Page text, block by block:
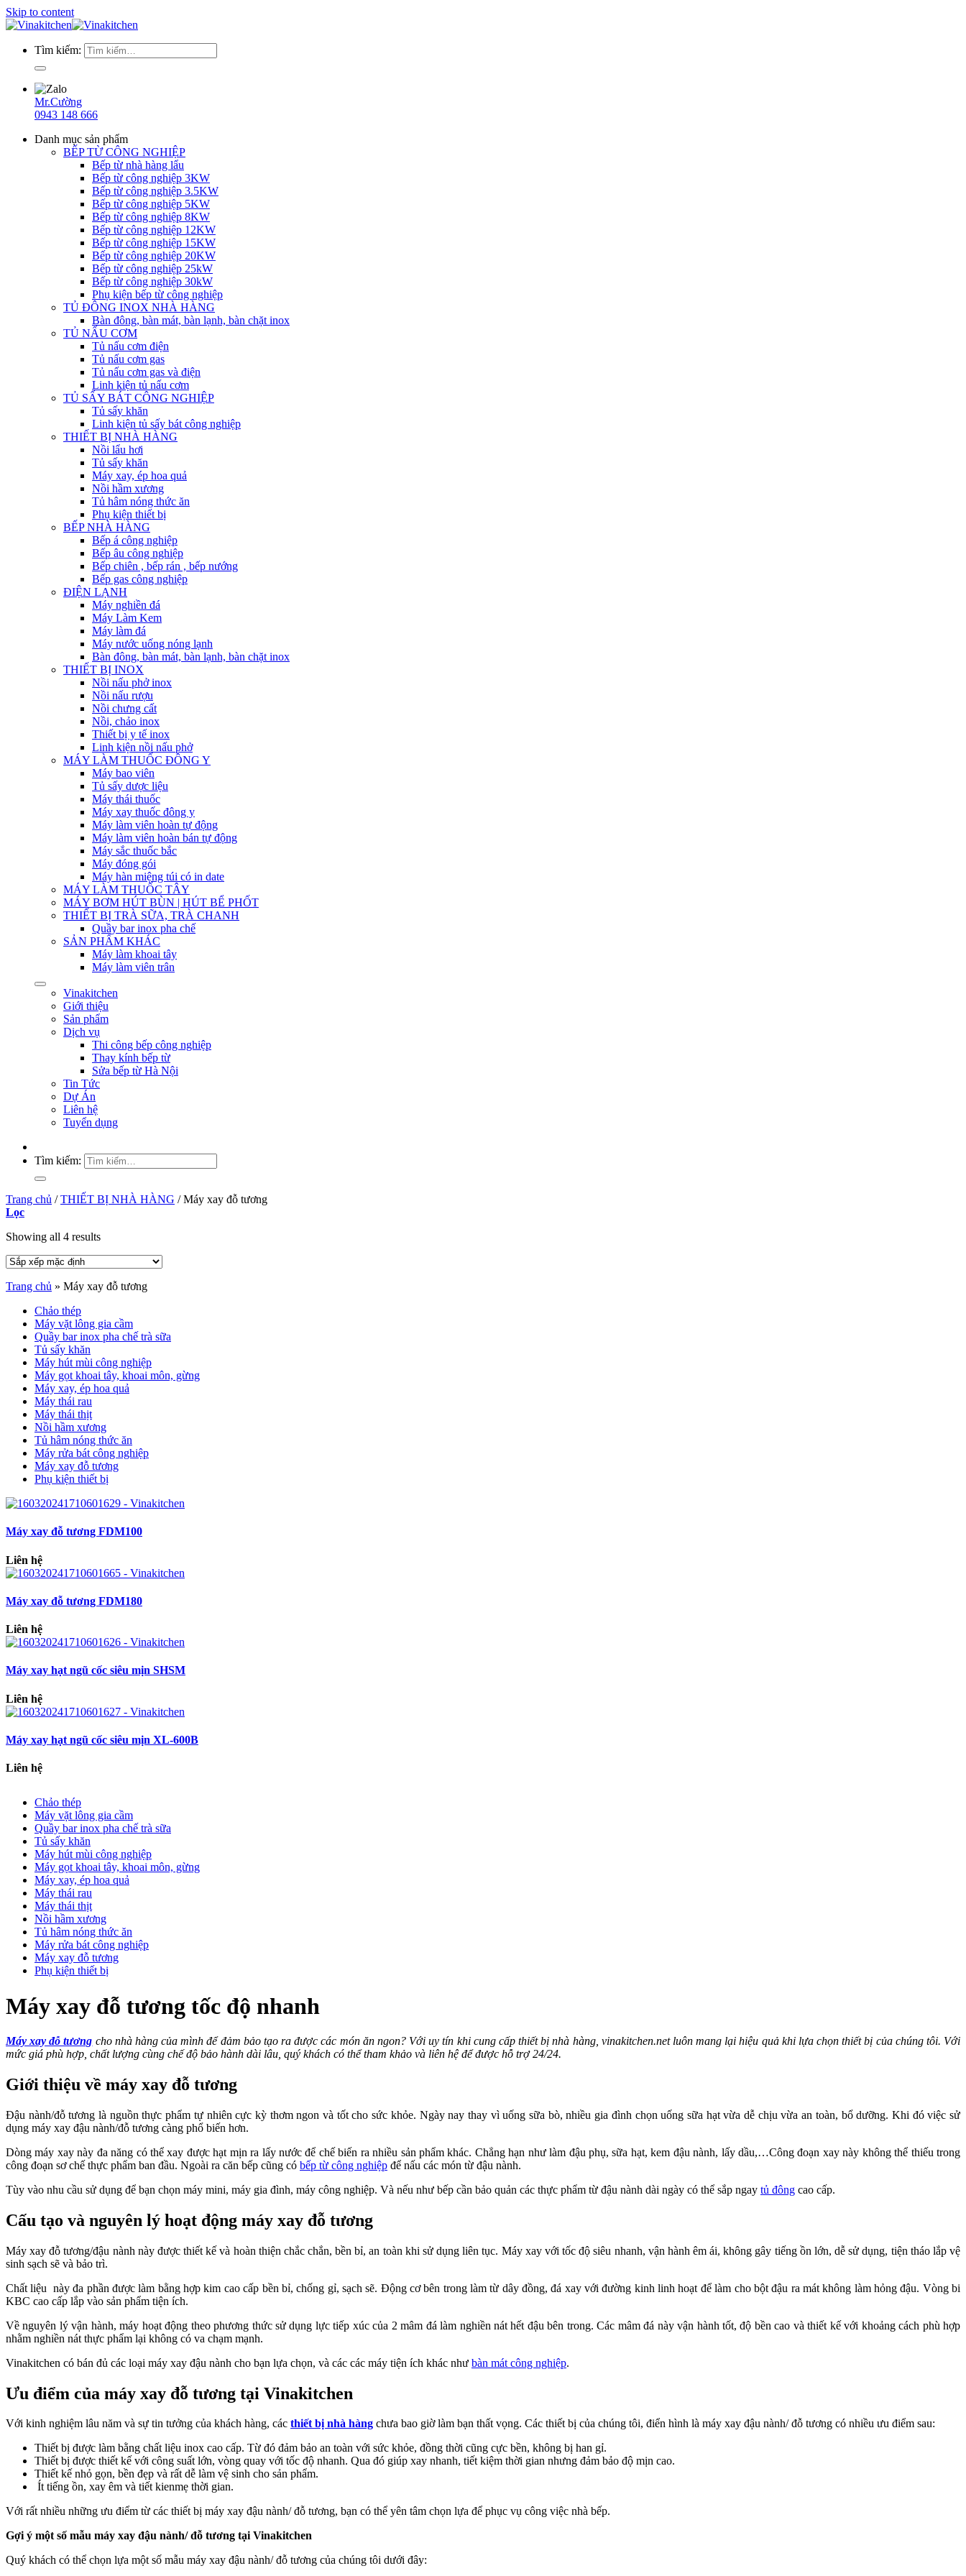
Skip to content
Tìm kiếm:
Mr.Cường
0943 148 666
Danh mục sản phẩm
BẾP TỪ CÔNG NGHIỆP
Bếp từ nhà hàng lẩu
Bếp từ công nghiệp 3KW
Bếp từ công nghiệp 3.5KW
Bếp từ công nghiệp 5KW
Bếp từ công nghiệp 8KW
Bếp từ công nghiệp 12KW
Bếp từ công nghiệp 15KW
Bếp từ công nghiệp 20KW
Bếp từ công nghiệp 25kW
Bếp từ công nghiệp 30kW
Phụ kiện bếp từ công nghiệp
TỦ ĐÔNG INOX NHÀ HÀNG
Bàn đông, bàn mát, bàn lạnh, bàn chặt inox
TỦ NẤU CƠM
Tủ nấu cơm điện
Tủ nấu cơm gas
Tủ nấu cơm gas và điện
Linh kiện tủ nấu cơm
TỦ SẤY BÁT CÔNG NGHIỆP
Tủ sấy khăn
Linh kiện tủ sấy bát công nghiệp
THIẾT BỊ NHÀ HÀNG
Nồi lẩu hơi
Tủ sấy khăn
Máy xay, ép hoa quả
Nồi hầm xương
Tủ hâm nóng thức ăn
Phụ kiện thiết bị
BẾP NHÀ HÀNG
Bếp á công nghiệp
Bếp âu công nghiệp
Bếp chiên , bếp rán , bếp nướng
Bếp gas công nghiệp
ĐIỆN LẠNH
Máy nghiền đá
Máy Làm Kem
Máy làm đá
Máy nước uống nóng lạnh
Bàn đông, bàn mát, bàn lạnh, bàn chặt inox
THIẾT BỊ INOX
Nồi nấu phở inox
Nồi nấu rượu
Nồi chưng cất
Nồi, chảo inox
Thiết bị y tế inox
Linh kiện nồi nấu phở
MÁY LÀM THUỐC ĐÔNG Y
Máy bao viên
Tủ sấy dược liệu
Máy thái thuốc
Máy xay thuốc đông y
Máy làm viên hoàn tự động
Máy làm viên hoàn bán tự động
Máy sắc thuốc bắc
Máy đóng gói
Máy hàn miệng túi có in date
MÁY LÀM THUỐC TÂY
MÁY BƠM HÚT BÙN | HÚT BỂ PHỐT
THIẾT BỊ TRÀ SỮA, TRÀ CHANH
Quầy bar inox pha chế
SẢN PHẨM KHÁC
Máy làm khoai tây
Máy làm viên trân
Vinakitchen
Giới thiệu
Sản phẩm
Dịch vụ
Thi công bếp công nghiệp
Thay kính bếp từ
Sửa bếp từ Hà Nội
Tin Tức
Dự Án
Liên hệ
Tuyển dụng
Tìm kiếm:
Trang chủ / THIẾT BỊ NHÀ HÀNG /Máy xay đỗ tương
Lọc
Showing all 4 results
Trang chủ » Máy xay đỗ tương
Chảo thép
Máy vặt lông gia cầm
Quầy bar inox pha chế trà sữa
Tủ sấy khăn
Máy hút mùi công nghiệp
Máy gọt khoai tây, khoai môn, gừng
Máy xay, ép hoa quả
Máy thái rau
Máy thái thịt
Nồi hầm xương
Tủ hâm nóng thức ăn
Máy rửa bát công nghiệp
Máy xay đỗ tương
Phụ kiện thiết bị
Máy xay đỗ tương FDM100
Liên hệ
Máy xay đỗ tương FDM180
Liên hệ
Máy xay hạt ngũ cốc siêu mịn SHSM
Liên hệ
Máy xay hạt ngũ cốc siêu mịn XL-600B
Liên hệ
Chảo thép
Máy vặt lông gia cầm
Quầy bar inox pha chế trà sữa
Tủ sấy khăn
Máy hút mùi công nghiệp
Máy gọt khoai tây, khoai môn, gừng
Máy xay, ép hoa quả
Máy thái rau
Máy thái thịt
Nồi hầm xương
Tủ hâm nóng thức ăn
Máy rửa bát công nghiệp
Máy xay đỗ tương
Phụ kiện thiết bị
Máy xay đỗ tương tốc độ nhanh
Máy xay đỗ tương cho nhà hàng của mình để đảm bảo tạo ra được các món ăn ngon? Với uy tín khi cung cấp thiết bị nhà hàng, vinakitchen.net luôn mang lại hiệu quả khi lựa chọn thiết bị của chúng tôi. Với
mức giá phù hợp, chất lượng cùng chế độ bảo hành dài lâu, quý khách có thể tham khảo và liên hệ để được hỗ trợ 24/24.
Giới thiệu về máy xay đỗ tương
Đậu nành/đỗ tương là nguồn thực phẩm tự nhiên cực kỳ thơm ngon và tốt cho sức khỏe. Ngày nay thay vì uống sữa bò, nhiều gia đình chọn uống sữa hạt vừa dễ chịu vừa an toàn, bổ dưỡng. Khi đó việc sử
dụng máy xay đậu nành/đỗ tương càng phổ biến hơn.
Dòng máy xay này đa năng có thể xay được hạt mịn ra lấy nước để chế biến ra nhiều sản phẩm khác. Chẳng hạn như làm đậu phụ, sữa hạt, kem đậu nành, lấy dầu,…Công đoạn xay này không thể thiếu trong
công đoạn sơ chế thực phẩm ban đầu. Ngoài ra căn bếp cũng có bếp từ công nghiệp để nấu các món từ đậu nành.
Tùy vào nhu cầu sử dụng để bạn chọn máy mini, máy gia đình, máy công nghiệp. Và nếu như bếp cần bảo quản các thực phẩm từ đậu nành dài ngày có thể sắp ngay tủ đông cao cấp.
Cấu tạo và nguyên lý hoạt động máy xay đỗ tương
Máy xay đỗ tương/đậu nành này được thiết kế và hoàn thiện chắc chắn, bền bỉ, an toàn khi sử dụng liên tục. Máy xay với tốc độ siêu nhanh, vận hành êm ái, không gây tiếng ồn lớn, dễ sử dụng, tiện tháo lắp vệ
sinh sạch sẽ và bảo trì.
Chất liệu này đa phần được làm bằng hợp kim cao cấp bền bỉ, chống gỉ, sạch sẽ. Động cơ bên trong làm từ dây đồng, đá xay với đường kinh linh hoạt để làm cho bột đậu ra mát không làm hỏng đậu. Vòng bi
KBC cao cấp lắp vào sản phẩm tiện ích.
Về nguyên lý vận hành, máy hoạt động theo phương thức sử dụng lực tiếp xúc của 2 mâm đá làm nghiền nát hết đậu bên trong. Các mâm đá này vận hành tốt, độ bền cao và thiết kế với khoảng cách phù hợp
nhằm nghiền nát thực phẩm lại không có va chạm mạnh.
Vinakitchen có bán đủ các loại máy xay đậu nành cho bạn lựa chọn, và các các máy tiện ích khác như bàn mát công nghiệp.
Ưu điểm của máy xay đỗ tương tại Vinakitchen
Với kinh nghiệm lâu năm và sự tin tưởng của khách hàng, các thiết bị nhà hàng chưa bao giờ làm bạn thất vọng. Các thiết bị của chúng tôi, điển hình là máy xay đậu nành/ đỗ tương có nhiều ưu điểm sau:
Thiết bị được làm bằng chất liệu inox cao cấp. Từ đó đảm bảo an toàn với sức khỏe, đồng thời cũng cực bền, không bị han gỉ.
Thiết bị được thiết kế với công suất lớn, vòng quay với tốc độ nhanh. Qua đó giúp xay nhanh, tiết kiệm thời gian nhưng đảm bảo độ mịn cao.
Thiết kế nhỏ gọn, bền đẹp và rất dễ làm vệ sinh cho sản phẩm.
Ít tiếng ồn, xay êm và tiết kienmẹ thời gian.
Với rất nhiều những ưu điểm từ các thiết bị máy xay đậu nành/ đỗ tương, bạn có thể yên tâm chọn lựa để phục vụ công việc nhà bếp.
Gợi ý một số mẫu máy xay đậu nành/ đỗ tương tại Vinakitchen
Quý khách có thể chọn lựa một số mẫu máy xay đậu nành/ đỗ tương của chúng tôi dưới đây: